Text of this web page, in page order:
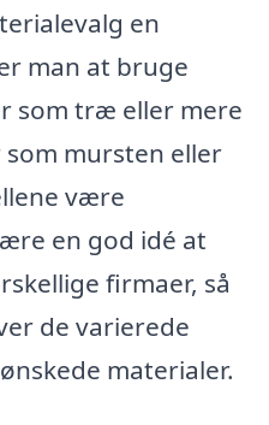
en
man at bruge
som træ eller mere
mursten eller
være
en god idé at
firmaer, så
de varierede
materialer.